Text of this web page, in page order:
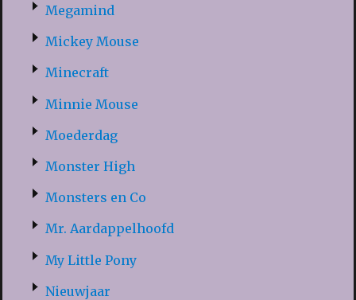
Megamind
Mickey Mouse
Minecraft
Minnie Mouse
Moederdag
Monster High
Monsters en Co
Mr. Aardappelhoofd
My Little Pony
Nieuwjaar